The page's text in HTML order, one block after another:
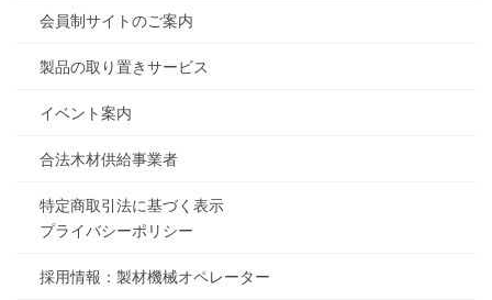
会員制サイトのご案内
製品の取り置きサービス
イベント案内
合法木材供給事業者
特定商取引法に基づく表示
プライバシーポリシー
採用情報：製材機械オペレーター